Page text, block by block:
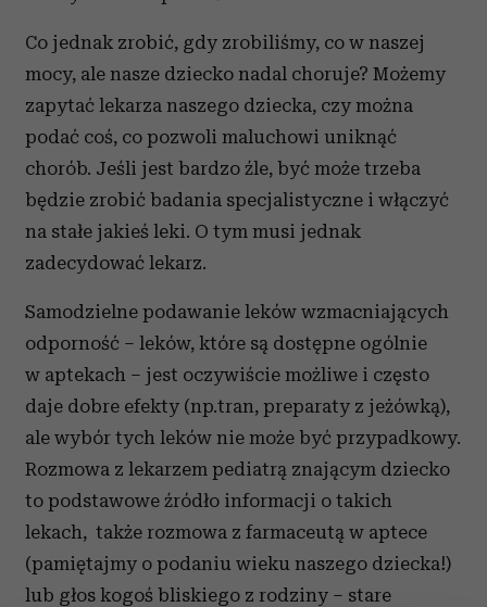
Co jednak zrobić, gdy zrobiliśmy, co w naszej
mocy, ale nasze dziecko nadal choruje? Możemy
zapytać lekarza naszego dziecka, czy można
podać coś, co pozwoli maluchowi uniknąć
chorób. Jeśli jest bardzo źle, być może trzeba
będzie zrobić badania specjalistyczne i włączyć
na stałe jakieś leki. O tym musi jednak
zadecydować lekarz.
Samodzielne podawanie leków wzmacniających
odporność – leków, które są dostępne ogólnie
w aptekach – jest oczywiście możliwe i często
daje dobre efekty (np.tran, preparaty z jeżówką),
ale wybór tych leków nie może być przypadkowy.
Rozmowa z lekarzem pediatrą znającym dziecko
to podstawowe źródło informacji o takich
lekach, także rozmowa z farmaceutą w aptece
(pamiętajmy o podaniu wieku naszego dziecka!)
lub głos kogoś bliskiego z rodziny – stare